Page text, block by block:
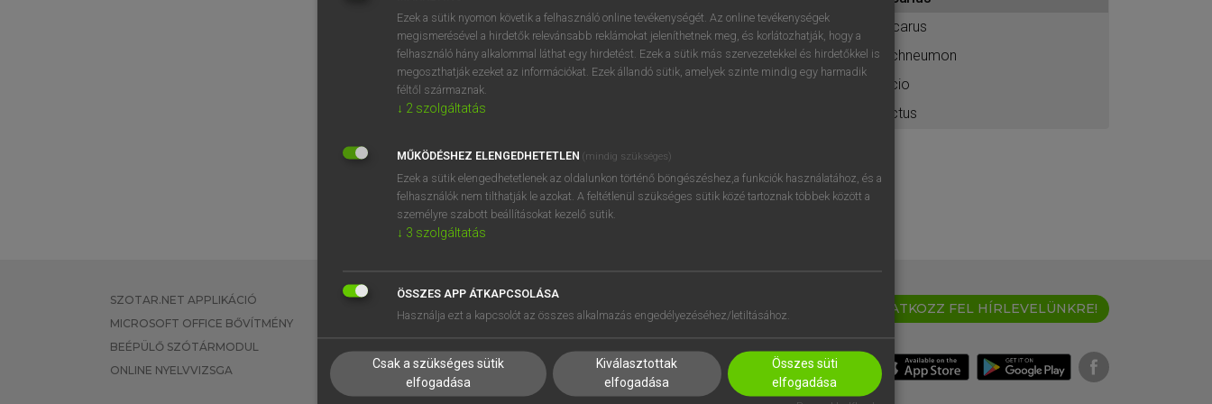
BELÉPÉS
próbaverziójának elindításához
regisztrálok ésbelépek.
REGISZTRÁCIÓ
Icarus
ichneumon
icio
ictus
SZOTAR.NET APPLIKÁCIÓ
MICROSOFT OFFICE BŐVÍTMÉNY
BEÉPÜLŐ SZÓTÁRMODUL
ONLINE NYELVVIZSGA
EGYÉNI FELHASZNÁLÓKNAK
TANULÓKNAK
VÁLLALATI MEGOLDÁSOK
SÚGÓ
RÓLUNK
SÜTI BEÁLLÍTÁSOK
IRATKOZZ FEL HÍRLEVELÜNKRE!
Ezek a sütik nyomon követik a felhasználó online tevékenységét. Az online tevékenységek
megismerésével a hirdetők relevánsabb reklámokat jeleníthetnek meg, és korlátozhatják, hogy a
felhasználó hány alkalommal láthat egy hirdetést. Ezek a sütik más szervezetekkel és hirdetőkkel is
megoszthatják ezeket az információkat. Ezek állandó sütik, amelyek szinte mindig egy harmadik
féltől származnak.
↓ 2 szolgáltatás
MŰKÖDÉSHEZ ELENGEDHETETLEN (mindig szükséges)
Ezek a sütik elengedhetetlenek az oldalunkon történő böngészéshez,a funkciók használatához, és a
felhasználók nem tilthatják le azokat. A feltétlenül szükséges sütik közé tartoznak többek között a
személyre szabott beállításokat kezelő sütik.
↓ 3 szolgáltatás
ÖSSZES APP ÁTKAPCSOLÁSA
Használja ezt a kapcsolót az összes alkalmazás engedélyezéséhez/letiltásához.
Csak a szükséges sütik
elfogadása
Kiválasztottak
elfogadása
Összes süti
elfogadása